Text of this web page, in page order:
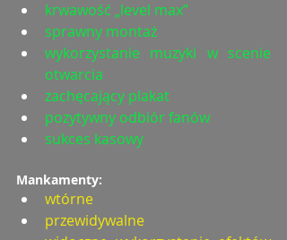
krwawość „level max”
sprawny montaż
wykorzystanie muzyki w scenie
otwarcia
zachęcający plakat
pozytywny odbiór fanów
sukces kasowy
Mankamenty:
wtórne
przewidywalne